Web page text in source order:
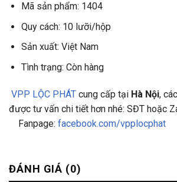
Mã sản phẩm: 1404
Quy cách: 10 lưỡi/hộp
Sản xuất: Việt Nam
Tình trạng: Còn hàng
VPP LỘC PHÁT cung cấp tại Hà Nội,
được tư vấn chi tiết hơn nhé: SĐT hoặc
Fanpage: facebook.com/vpplocphat
ĐÁNH GIÁ (0)